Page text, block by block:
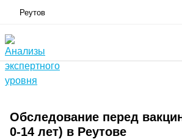
Реутов
Обследование перед
0-14 лет) в Реутове